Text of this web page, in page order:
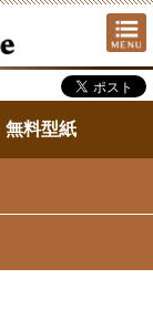
無料型紙